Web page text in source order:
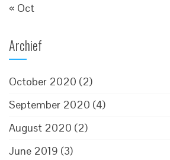
« Oct
Archief
October 2020 (2)
September 2020 (4)
August 2020 (2)
June 2019 (3)